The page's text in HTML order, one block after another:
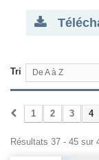
Tri De A à Z
1 2 3 4
Résultats 37 - 45 sur